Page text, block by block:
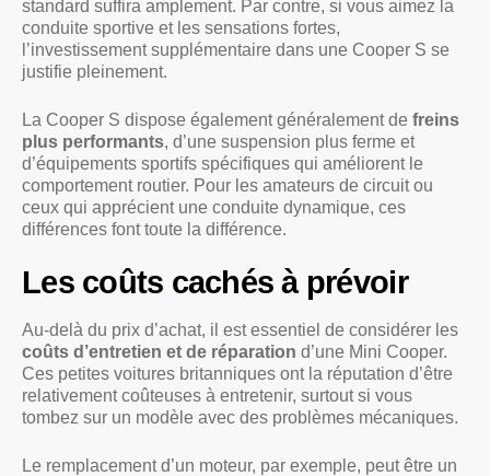
standard suffira amplement. Par contre, si vous aimez la
conduite sportive et les sensations fortes,
l’investissement supplémentaire dans une Cooper S se
justifie pleinement.
La Cooper S dispose également généralement de freins
plus performants, d’une suspension plus ferme et
d’équipements sportifs spécifiques qui améliorent le
comportement routier. Pour les amateurs de circuit ou
ceux qui apprécient une conduite dynamique, ces
différences font toute la différence.
Les coûts cachés à prévoir
Au-delà du prix d’achat, il est essentiel de considérer les
coûts d’entretien et de réparation d’une Mini Cooper.
Ces petites voitures britanniques ont la réputation d’être
relativement coûteuses à entretenir, surtout si vous
tombez sur un modèle avec des problèmes mécaniques.
Le remplacement d’un moteur, par exemple, peut être un